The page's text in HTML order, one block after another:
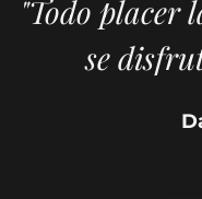
"Todo placer
se